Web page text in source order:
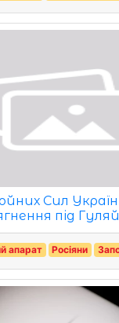
Сил
під
апарат Росіяни